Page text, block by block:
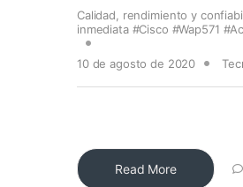
Calidad
rendimiento y
inmediata #Cisco #Wap571
10 de agosto de 2020
Read More